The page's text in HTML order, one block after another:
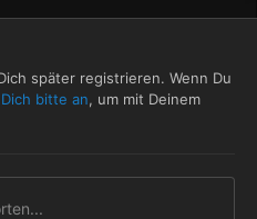
später registrieren. Wenn Du
bitte an, um mit Deinem